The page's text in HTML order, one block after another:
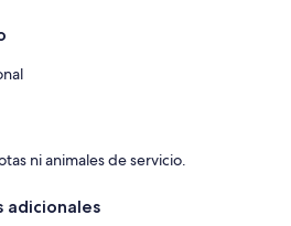
ni animales de servicio.
adicionales